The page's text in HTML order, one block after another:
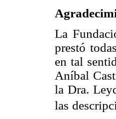
La
prestó
en tal
Aníbal
la Dra.
las